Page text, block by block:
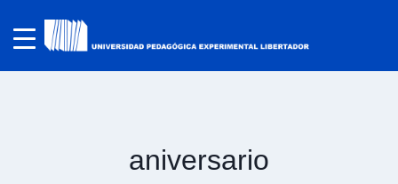
aniversario